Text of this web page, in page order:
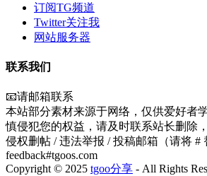
订阅TG频道
Twitter关注我
网站服务器
联系我们
📧请邮箱联系
本站部分素材来源于网络，仅供爱好者
慎侵犯您的权益，请及时联系站长删除
侵权删帖 / 违法举报 / 投稿邮箱（请将 #
feedback#tgoos.com
Copyright © 2025 tgoo分享 - All Rights